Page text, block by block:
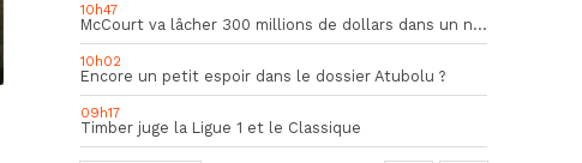
10h47
McCourt va lâcher 300 millions de dollars dans un nouveau projet
10h02
Encore un petit espoir dans le dossier Atubolu ?
09h17
Timber juge la Ligue 1 et le Classique